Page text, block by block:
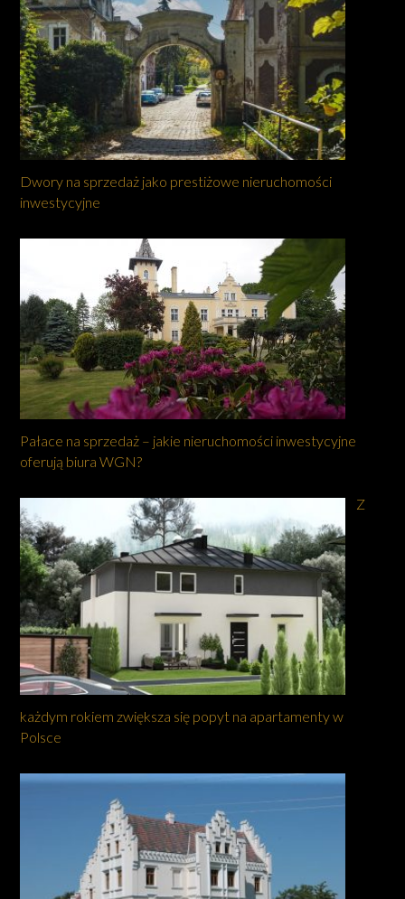
Dwory na sprzedaż jako prestiżowe nieruchomości
inwestycyjne
Pałace na sprzedaż – jakie nieruchomości inwestycyjne
oferują biura WGN?
Z
każdym rokiem zwiększa się popyt na apartamenty w
Polsce